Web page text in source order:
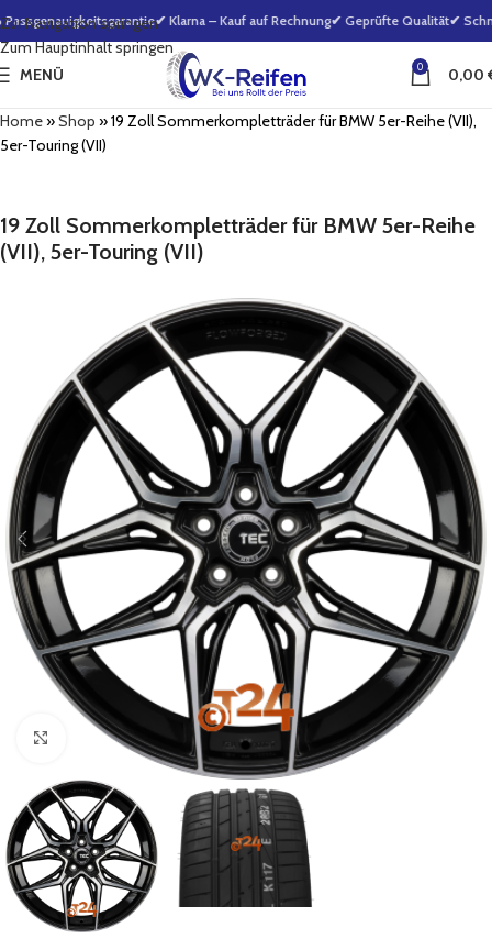
Zur Navigation springen
Zum Hauptinhalt springen
✔ Klarna – Kauf auf Rechnung✔ Geprüfte Qualität✔
MENÜ 0 0,00
Home»Shop »19 Zoll Sommerkompletträder für BMW 5er-Reihe (VII),
5er-Touring (VII)
19 Zoll Sommerkompletträder für BMW 5er-Reihe
(VII), 5er-Touring (VII)
Zum Vergrößern klicken